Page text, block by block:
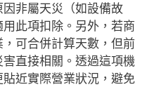
非屬天災（如設備故
此項扣除。另外，若商
可合併計算天數，但前
直接相關。透過這項機
近實際營業狀況，避免